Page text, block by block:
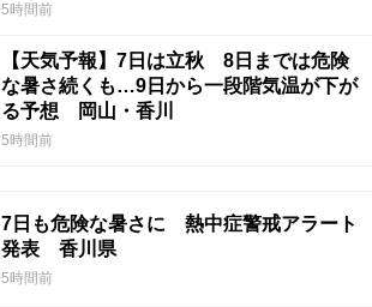
5時間前
【天気予報】7日は立秋 8日までは危険
な暑さ続くも…9日から一段階気温が下が
る予想 岡山・香川
5時間前
7日も危険な暑さに 熱中症警戒アラート
発表 香川県
5時間前